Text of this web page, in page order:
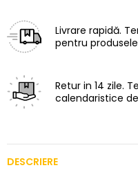
Livrare rapidă.
pentru
Retur in 14 zile.
calendaristice
DESCRIERE